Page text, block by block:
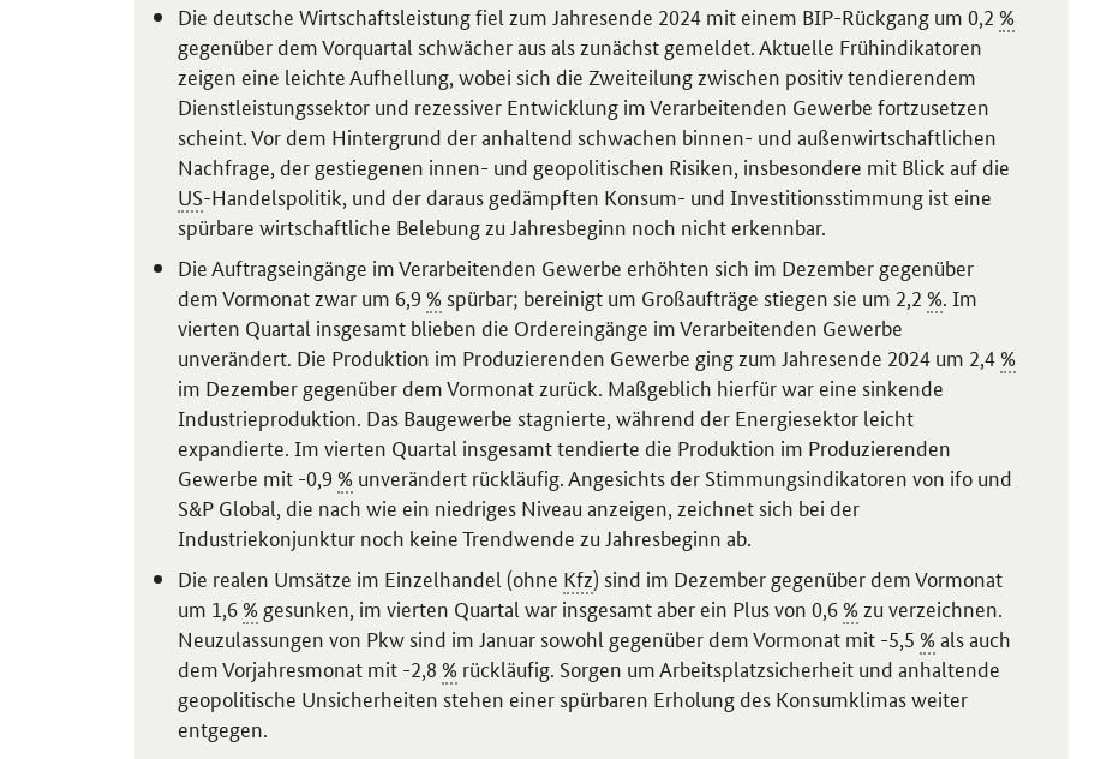
Die deutsche Wirtschaftsleistung fiel zum Jahresende 2024 mit einem BIP-Rückgang um 0,2 %
gegenüber dem Vorquartal schwächer aus als zunächst gemeldet. Aktuelle Frühindikatoren
zeigen eine leichte Aufhellung, wobei sich die Zweiteilung zwischen positiv tendierendem
Dienstleistungssektor und rezessiver Entwicklung im Verarbeitenden Gewerbe fortzusetzen
scheint. Vor dem Hintergrund der anhaltend schwachen binnen- und außenwirtschaftlichen
Nachfrage, der gestiegenen innen- und geopolitischen Risiken, insbesondere mit Blick auf die
US-Handelspolitik, und der daraus gedämpften Konsum- und Investitionsstimmung ist eine
spürbare wirtschaftliche Belebung zu Jahresbeginn noch nicht erkennbar.
Die Auftragseingänge im Verarbeitenden Gewerbe erhöhten sich im Dezember gegenüber
dem Vormonat zwar um 6,9 % spürbar; bereinigt um Großaufträge stiegen sie um 2,2 %. Im
vierten Quartal insgesamt blieben die Ordereingänge im Verarbeitenden Gewerbe
unverändert. Die Produktion im Produzierenden Gewerbe ging zum Jahresende 2024 um 2,4 %
im Dezember gegenüber dem Vormonat zurück. Maßgeblich hierfür war eine sinkende
Industrieproduktion. Das Baugewerbe stagnierte, während der Energiesektor leicht
expandierte. Im vierten Quartal insgesamt tendierte die Produktion im Produzierenden
Gewerbe mit -0,9 % unverändert rückläufig. Angesichts der Stimmungsindikatoren von ifo und
S&P Global, die nach wie ein niedriges Niveau anzeigen, zeichnet sich bei der
Industriekonjunktur noch keine Trendwende zu Jahresbeginn ab.
Die realen Umsätze im Einzelhandel (ohne Kfz) sind im Dezember gegenüber dem Vormonat
um 1,6 % gesunken, im vierten Quartal war insgesamt aber ein Plus von 0,6 % zu verzeichnen.
Neuzulassungen von Pkw sind im Januar sowohl gegenüber dem Vormonat mit -5,5 % als auch
dem Vorjahresmonat mit -2,8 % rückläufig. Sorgen um Arbeitsplatzsicherheit und anhaltende
geopolitische Unsicherheiten stehen einer spürbaren Erholung des Konsumklimas weiter
entgegen.